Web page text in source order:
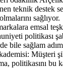
teknik destek
sağlıyor.
emsal
politikası
bile sağlam
Müşteri
politikasını bu